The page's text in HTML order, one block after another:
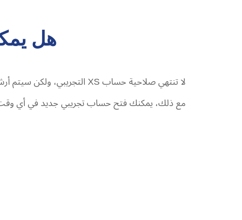
هل
لا تنتهي صلاحية حساب XS التجريبي، ولكن سيتم أرشفته إذا لم يتم استخدامه لمدة 90 يومًا. وعند أرشفته، لا يمكن إعادة تفعيل الحساب التجريبي.
مع ذلك، يمكنك فتح حساب تجريبي جديد في أي وقت.